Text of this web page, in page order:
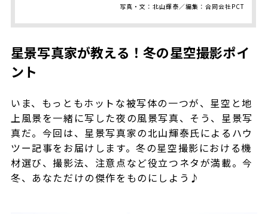
写真・文：北山輝泰／編集：合同会社PCT
星景写真家が教える！冬の星空撮影ポイ
ント
いま、もっともホットな被写体の一つが、星空と地
上風景を一緒に写した夜の風景写真、そう、星景写
真だ。今回は、星景写真家の北山輝泰氏によるハウ
ツー記事をお届けします。冬の星空撮影における機
材選び、撮影法、注意点など役立つネタが満載。今
冬、あなただけの傑作をものにしよう♪